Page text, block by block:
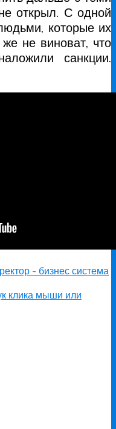
открыл. С одной
которые их
не виноват, что
санкции.
- бизнес система
клика мыши или